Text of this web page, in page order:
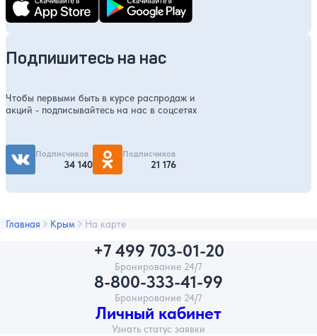
Подпишитесь на нас
Чтобы первыми быть в курсе распродаж и
акций - подписывайтесь на нас в соцсетях
Подписчиков
34 140
Подписчиков
21 176
Главная Крым На карте
+7 499 703-01-20
Бронирование 24/7
8-800-333-41-99
Бронирование 24/7
Личный кабинет
Узнать статус заявки